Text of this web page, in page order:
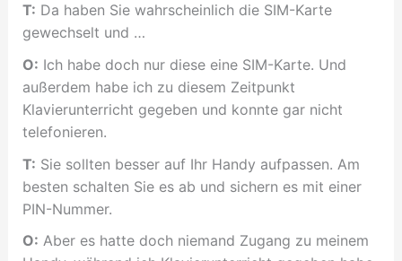
T: Da haben Sie wahrscheinlich die SIM-Karte
gewechselt und …
O: Ich habe doch nur diese eine SIM-Karte. Und
außerdem habe ich zu diesem Zeitpunkt
Klavierunterricht gegeben und konnte gar nicht
telefonieren.
T: Sie sollten besser auf Ihr Handy aufpassen. Am
besten schalten Sie es ab und sichern es mit einer
PIN-Nummer.
O: Aber es hatte doch niemand Zugang zu meinem